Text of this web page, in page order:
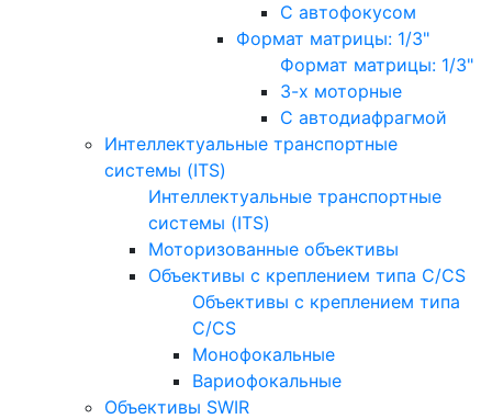
С автофокусом
Формат матрицы: 1/3"
Формат матрицы: 1/3"
3-х моторные
С автодиафрагмой
Интеллектуальные транспортные
системы (ITS)
Интеллектуальные транспортные
системы (ITS)
Моторизованные объективы
Объективы с креплением типа C/CS
Объективы с креплением типа
C/CS
Монофокальные
Вариофокальные
Объективы SWIR